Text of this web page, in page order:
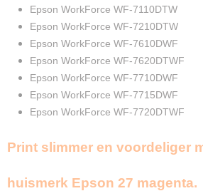
Garantie
2 Jaar
Recyclebaar
Epson WorkForce WF-7110DTW
Epson WorkForce WF-7210DTW
Epson WorkForce WF-7610DWF
Epson WorkForce WF-7620DTWF
Epson WorkForce WF-7710DWF
Epson WorkForce WF-7715DWF
Epson WorkForce WF-7720DTWF
Print slimmer en voordeliger
huismerk Epson 27 magenta.